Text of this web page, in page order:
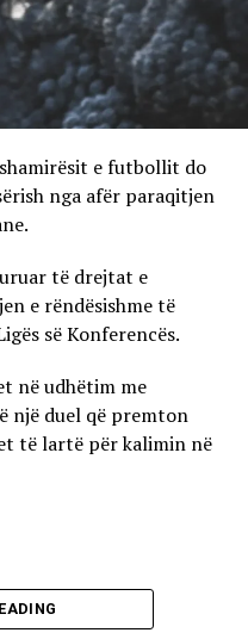
e futbollit do
nga afër paraqitjen
të drejtat e
e rëndësishme të
së Konferencës.
në udhëtim me
një duel që premton
të lartë për kalimin në